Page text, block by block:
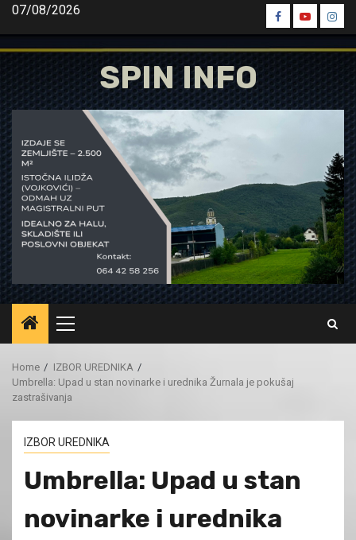
Skip
content
07/08/2026
Spin
Facebook
Spin
Youtube
Spin
SPIN INFO
Primary
Menu
Home
IZBOR UREDNIKA
Umbrella: Upad u stan novinarke i urednika Žurnala je pokušaj
zastrašivanja
IZBOR UREDNIKA
Umbrella: Upad u stan
novinarke i urednika